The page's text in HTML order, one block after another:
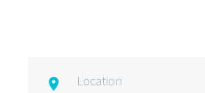
 Location